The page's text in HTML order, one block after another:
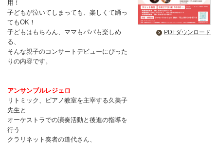
用！
子どもが泣いてしまっても、楽しくて踊っ
てもOK！
子どもはもちろん、ママもパパも楽しめ
る、
そんな親子のコンサートデビューにぴった
りの内容です。
アンサンブルレジェロ
リトミック、ピアノ教室を主宰する久美子
先生と
オーケストラでの演奏活動と後進の指導を
行う
クラリネット奏者の道代さん、
PDFダウンロード